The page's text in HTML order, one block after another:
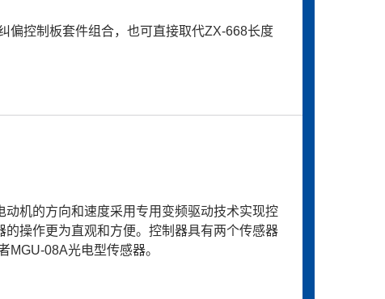
偏控制板套件组合，也可直接取代ZX-668长度
机的方向和速度采用专用变频驱动技术实现控
操作更为直观和方便。控制器具有两个传感器
08A光电型传感器。